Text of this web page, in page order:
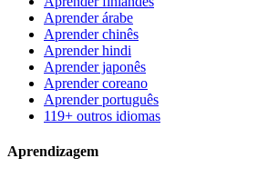
Aprender árabe
Aprender chinês
Aprender hindi
Aprender japonês
Aprender coreano
Aprender português
119+ outros idiomas
Aprendizagem